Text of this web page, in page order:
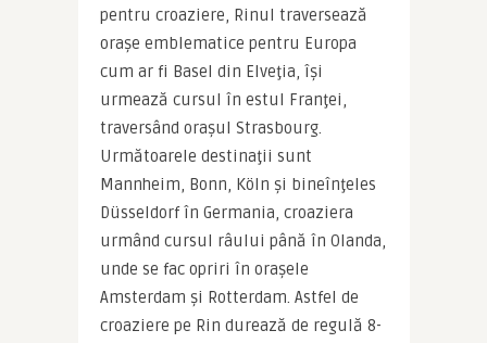
pentru croaziere, Rinul traversează
orașe emblematice pentru Europa
cum ar fi Basel din Elveţia, își
urmează cursul în estul Franţei,
traversând orașul Strasbourg.
Următoarele destinaţii sunt
Mannheim, Bonn, Köln și bineînţeles
Düsseldorf în Germania, croaziera
urmând cursul râului până în Olanda,
unde se fac opriri în orașele
Amsterdam și Rotterdam. Astfel de
croaziere pe Rin durează de regulă 8-